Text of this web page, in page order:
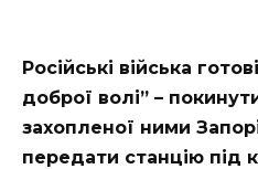
Російські війська
доброї волі” –
захопленої ними
передати станцію під